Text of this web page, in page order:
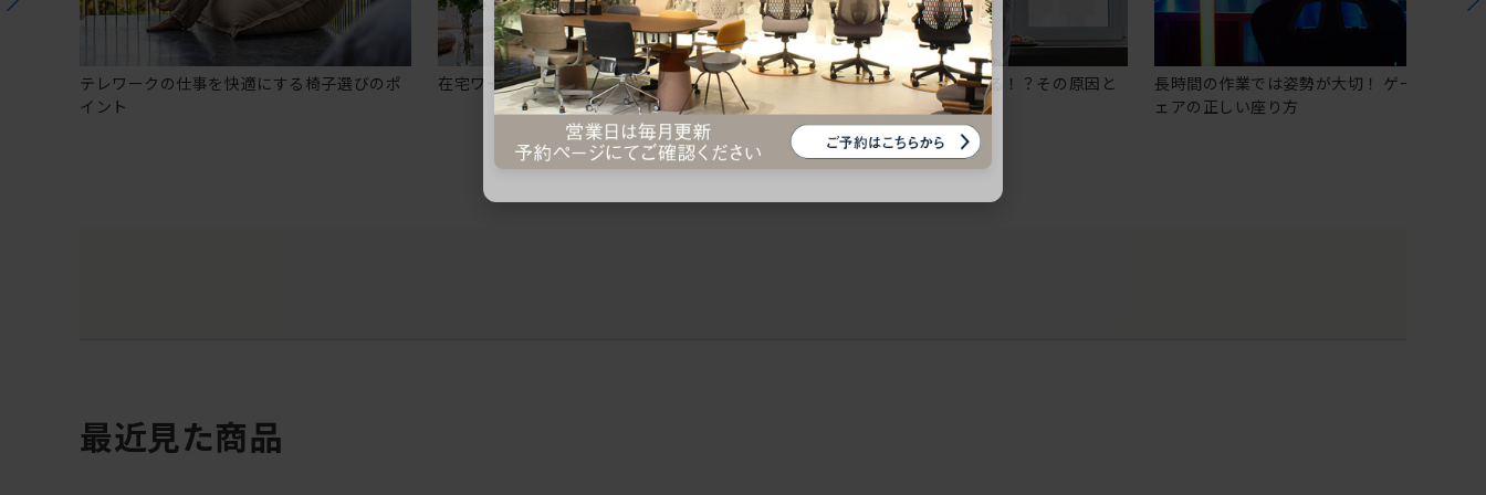
テレワークの仕事を快適にする椅子選びのポ
イント
在宅ワークにおすすめのオフィスチェア5選
椅子に座っているのに疲れる！？その原因と
疲れにくいチェアの選び方
長時間の作業では姿勢が大切！ ゲーミングチ
ェアの正しい座り方
最近見た商品